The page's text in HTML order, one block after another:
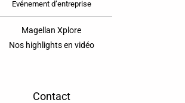
Evénement d’entreprise
Magellan Xplore
Nos highlights en vidéo
Contact